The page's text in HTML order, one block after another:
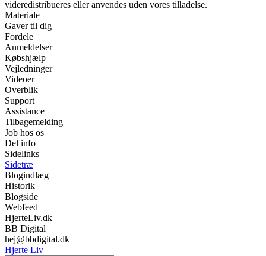
videredistribueres eller anvendes uden vores tilladelse.
Materiale
Gaver til dig
Fordele
Anmeldelser
Købshjælp
Vejledninger
Videoer
Overblik
Support
Assistance
Tilbagemelding
Job hos os
Del info
Sidelinks
Sidetræ
Blogindlæg
Historik
Blogside
Webfeed
HjerteLiv.dk
BB Digital
hej@bbdigital.dk
Hjerte Liv